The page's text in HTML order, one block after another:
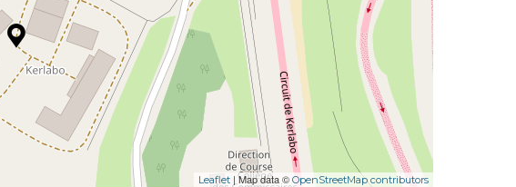
Leaflet | Map data © OpenStreetMap contributors